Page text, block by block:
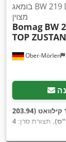
Ober-Mörlen
בומאג BW 219 DH-4 מכבש גלילי / במצב
מצוין
Bomag BW
TOP
150 קילוואט (203.94
, תצורת סרן: